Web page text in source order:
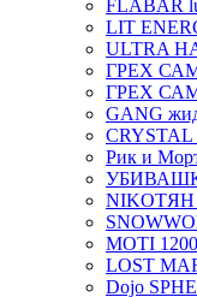
LIT
ULTRA
ГРЕХ
ГРЕХ
GANG
CRYSTAL
Рик и
NIKOTЯН
MOTI
LOST
Dojo